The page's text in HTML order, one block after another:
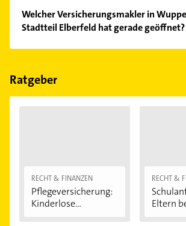
Welcher Versicherungsmakler in
Stadtteil Elberfeld hat gerade geöffnet?
Im Anbieter-Bereich finden Sie alle
Feiertagen abweichen können.
Ratgeber
RECHT & FINANZEN
Pflegeversicherung:
Kinderlose...
RECHT &
Eltern